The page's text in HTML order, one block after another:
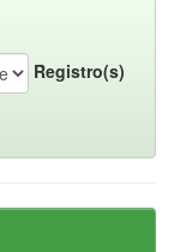
Registro(s)